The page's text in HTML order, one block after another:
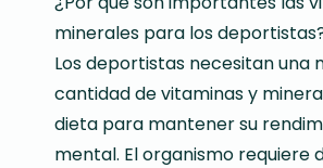
minerales para los
Los deportistas necesitan una
cantidad de vitaminas y
dieta para mantener su
mental. El organismo requiere